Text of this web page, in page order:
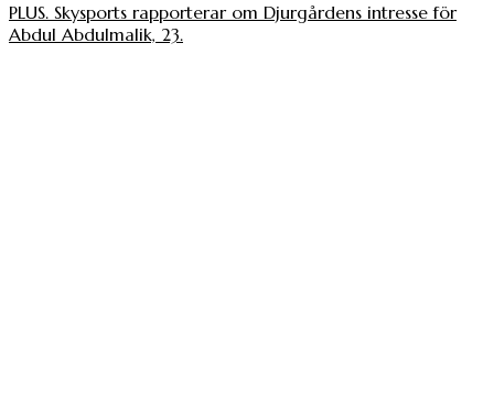
PLUS. Skysports rapporterar om Djurgårdens intresse för
Abdul Abdulmalik, 23.